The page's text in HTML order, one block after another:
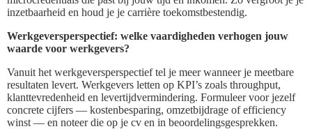
inzetbaarheid en houd je je carrière toekomstbestendig.
Werkgeversperspectief: welke vaardigheden verhogen jouw
waarde voor werkgevers?
Vanuit het werkgeversperspectief tel je meer wanneer je meetbare
resultaten levert. Werkgevers letten op KPI’s zoals throughput,
klanttevredenheid en levertijdvermindering. Formuleer voor jezelf
concrete cijfers — kostenbesparing, omzetbijdrage of efficiency
winst — en noteer die op je cv en in beoordelingsgesprekken.